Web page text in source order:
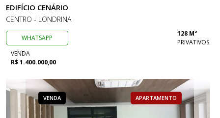
EDIFÍCIO CENÁRIO
CENTRO - LONDRINA
WHATSAPP
128 M²
PRIVATIVOS
VENDA
R$ 1.400.000,00
VENDA APARTAMENTO